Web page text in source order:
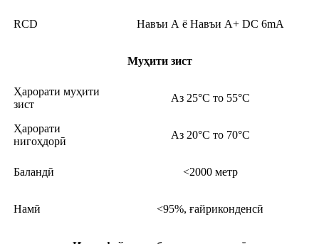
RCD Навъи А ё Навъи А+ DC 6mA
Муҳити зист
Ҳарорати муҳити
зист
Аз 25°C то 55°C
Ҳарорати
нигоҳдорӣ
Аз 20°C то 70°C
Баландӣ <2000 метр
Намӣ <95%, ғайриконденсӣ